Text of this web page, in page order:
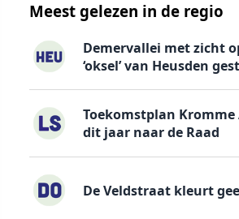
Meest gelezen in de regio
Demervallei met zicht
‘oksel’ van Heusden
Toekomstplan
dit jaar naar de Raad
De Veldstraat kleurt